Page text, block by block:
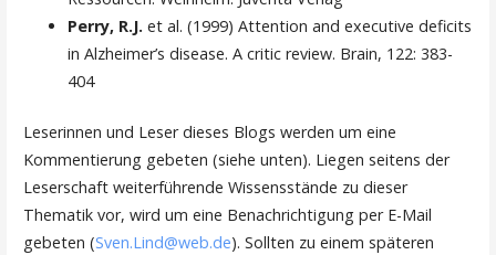
Perry, R.J. et al. (1999) Attention and executive deficits
in Alzheimer’s disease. A critic review. Brain, 122: 383-
404
Leserinnen und Leser dieses Blogs werden um eine
Kommentierung gebeten (siehe unten). Liegen seitens der
Leserschaft weiterführende Wissensstände zu dieser
Thematik vor, wird um eine Benachrichtigung per E-Mail
gebeten (Sven.Lind@web.de). Sollten zu einem späteren